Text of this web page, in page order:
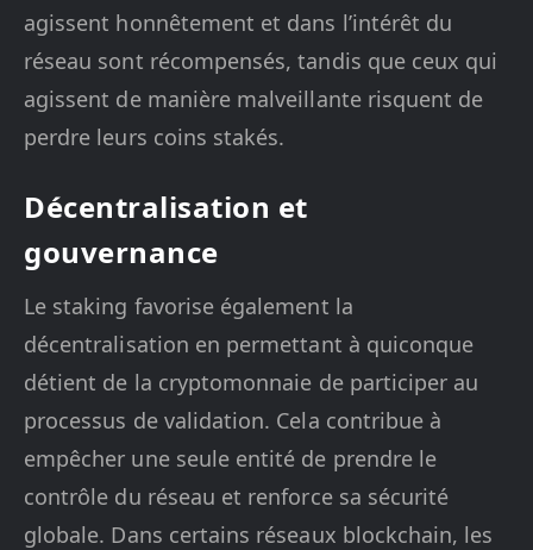
agissent honnêtement et dans l’intérêt du
réseau sont récompensés, tandis que ceux qui
agissent de manière malveillante risquent de
perdre leurs coins stakés.
Décentralisation et
gouvernance
Le staking favorise également la
décentralisation en permettant à quiconque
détient de la cryptomonnaie de participer au
processus de validation. Cela contribue à
empêcher une seule entité de prendre le
contrôle du réseau et renforce sa sécurité
globale. Dans certains réseaux blockchain, les